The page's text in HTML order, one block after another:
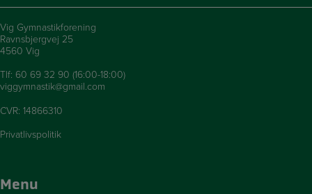
Vig Gymnastikforening
Ravnsbjergvej 25
4560 Vig
Tlf: 60 69 32 90 (16:00-18:00)
viggymnastik@gmail.com
CVR: 14866310
Privatlivspolitik
Menu